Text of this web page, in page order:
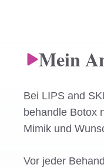
Mein
Bei LIPS and
behandle Botox
Mimik und
Vor jeder